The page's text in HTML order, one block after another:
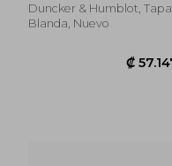
Duncker & Humblot, Tapa
Blanda, Nuevo